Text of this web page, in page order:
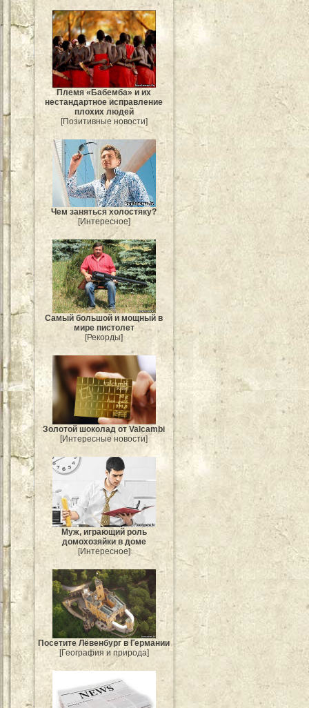
Племя «Бабемба» и их
нестандартное исправление
плохих людей
[Позитивные новости]
Чем заняться холостяку?
[Интересное]
Самый большой и мощный в
мире пистолет
[Рекорды]
Золотой шоколад от Valcambi
[Интересные новости]
Муж, играющий роль
домохозяйки в доме
[Интересное]
Посетите Лёвенбург в Германии
[География и природа]